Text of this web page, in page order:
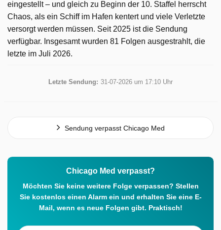
eingestellt – und gleich zu Beginn der 10. Staffel herrscht
Chaos, als ein Schiff im Hafen kentert und viele Verletzte
versorgt werden müssen. Seit 2025 ist die Sendung
verfügbar. Insgesamt wurden 81 Folgen ausgestrahlt, die
letzte im Juli 2026.
Letzte Sendung: 31-07-2026 um 17:10 Uhr
Sendung verpasst Chicago Med
Chicago Med verpasst?
Möchten Sie keine weitere Folge verpassen? Stellen
Sie kostenlos einen Alarm ein und erhalten Sie eine E-
Mail, wenn es neue Folgen gibt. Praktisch!